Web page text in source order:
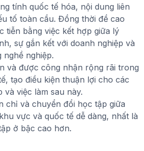
tính quốc tế hóa, nội dung liên
tố toàn cầu. Đồng thời đề cao
tiễn bằng việc kết hợp giữa lý
sự gắn kết với doanh nghiệp và
nghề nghiệp.
và được công nhận rộng rãi trong
tạo điều kiện thuận lợi cho các
và việc làm sau này.
chỉ và chuyển đổi học tập giữa
vực và quốc tế dễ dàng, nhất là
ở bậc cao hơn.